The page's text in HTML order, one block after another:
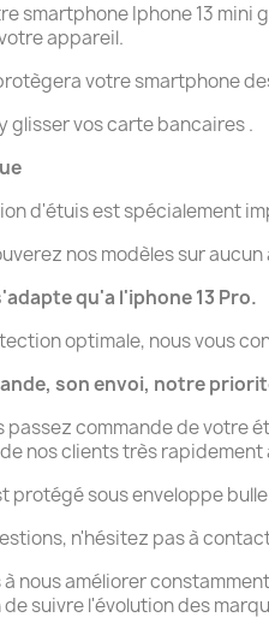
smartphone Iphone 13
appareil.
votre smartphone
glisser vos carte bancaires .
d'étuis est spécialement
nos modèles sur
qu'a l'iphone 13 Pro.
optimale, nous vous
son envoi, notre
passez commande de votre
nos clients très rapidement
protégé sous enveloppe
n'hésitez pas à
à nous améliorer
suivre l'évolution des